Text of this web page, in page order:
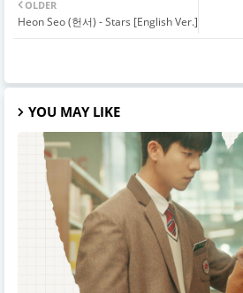
OLDER
Heon Seo (헌서) - Stars [English Ver.]
YOU MAY LIKE